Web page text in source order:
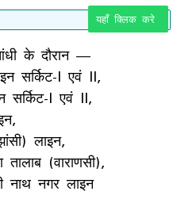
यहाँ क्लिक करे
के दौरान —
सर्किट-I एवं II,
सर्किट-I एवं II,
लाइन,
(वाराणसी),
नाथ नगर लाइन